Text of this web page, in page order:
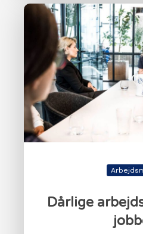
Dårlige